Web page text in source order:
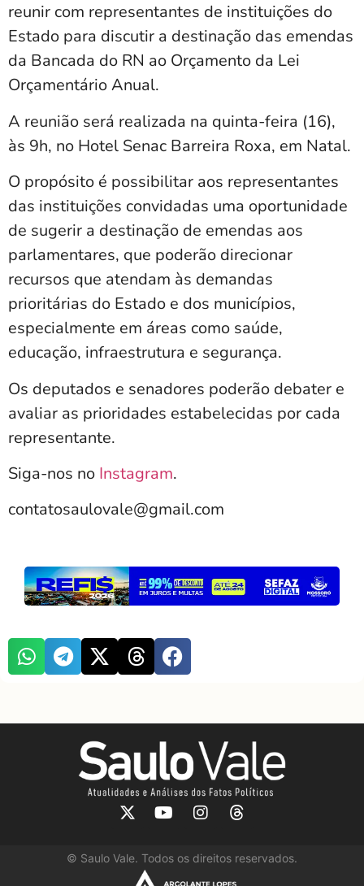
reunir com representantes de instituições do
Estado para discutir a destinação das emendas
da Bancada do RN ao Orçamento da Lei
Orçamentário Anual.
A reunião será realizada na quinta-feira (16),
às 9h, no Hotel Senac Barreira Roxa, em Natal.
O propósito é possibilitar aos representantes
das instituições convidadas uma oportunidade
de sugerir a destinação de emendas aos
parlamentares, que poderão direcionar
recursos que atendam às demandas
prioritárias do Estado e dos municípios,
especialmente em áreas como saúde,
educação, infraestrutura e segurança.
Os deputados e senadores poderão debater e
avaliar as prioridades estabelecidas por cada
representante.
Siga-nos no Instagram.
contatosaulovale@gmail.com
© Saulo Vale. Todos os direitos reservados.